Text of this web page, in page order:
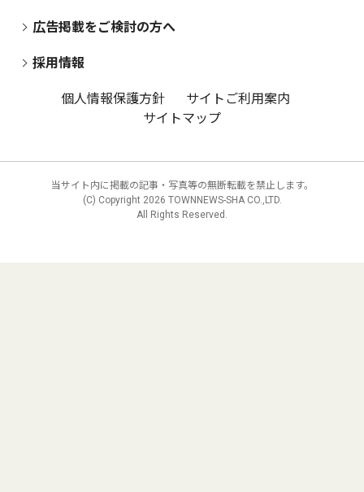
広告掲載をご検討の方へ
採用情報
個人情報保護方針
サイトご利用案内
サイトマップ
当サイト内に掲載の記事・写真等の無断転載を禁止します。
(C) Copyright 2026 TOWNNEWS-SHA CO.,LTD.
All Rights Reserved.